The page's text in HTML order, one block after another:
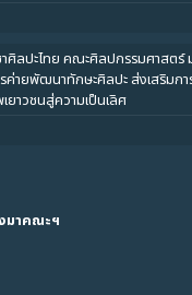
าศิลปะไทย คณะศิลปกรรมศาสต
ค่ายพัฒนาทักษะศิลปะ ส่งเสริมกา
าวชนสู่ความเป็นเลิศ
มาคณะฯ